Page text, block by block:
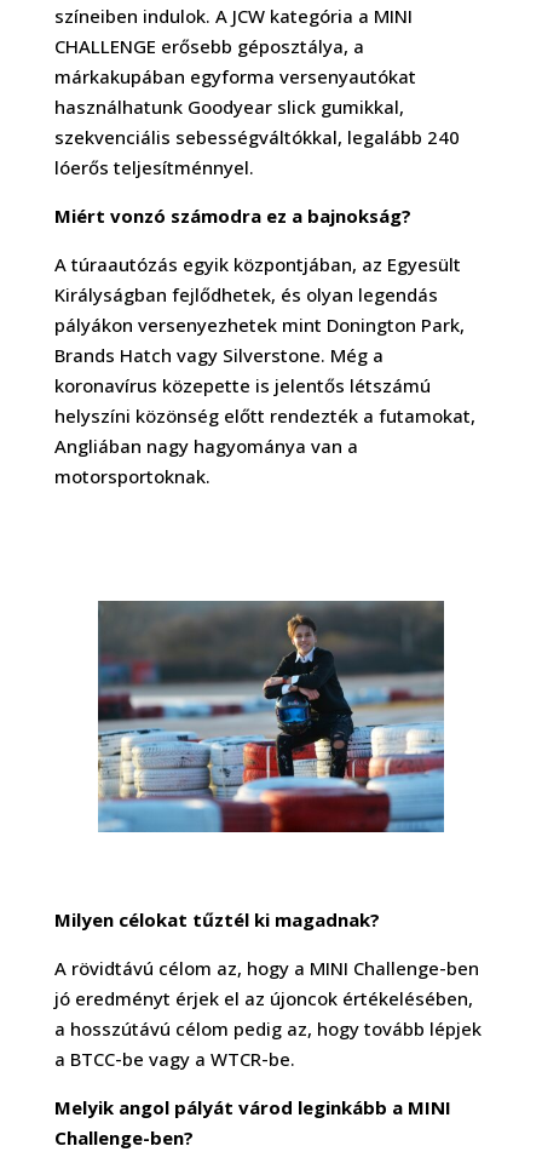
színeiben indulok. A JCW kategória a MINI
CHALLENGE erősebb géposztálya, a
márkakupában egyforma versenyautókat
használhatunk Goodyear slick gumikkal,
szekvenciális sebességváltókkal, legalább 240
lóerős teljesítménnyel.
Miért vonzó számodra ez a bajnokság?
A túraautózás egyik központjában, az Egyesült
Királyságban fejlődhetek, és olyan legendás
pályákon versenyezhetek mint Donington Park,
Brands Hatch vagy Silverstone. Még a
koronavírus közepette is jelentős létszámú
helyszíni közönség előtt rendezték a futamokat,
Angliában nagy hagyománya van a
motorsportoknak.
Milyen célokat tűztél ki magadnak?
A rövidtávú célom az, hogy a MINI Challenge-ben
jó eredményt érjek el az újoncok értékelésében,
a hosszútávú célom pedig az, hogy tovább lépjek
a BTCC-be vagy a WTCR-be.
Melyik angol pályát várod leginkább a MINI
Challenge-ben?